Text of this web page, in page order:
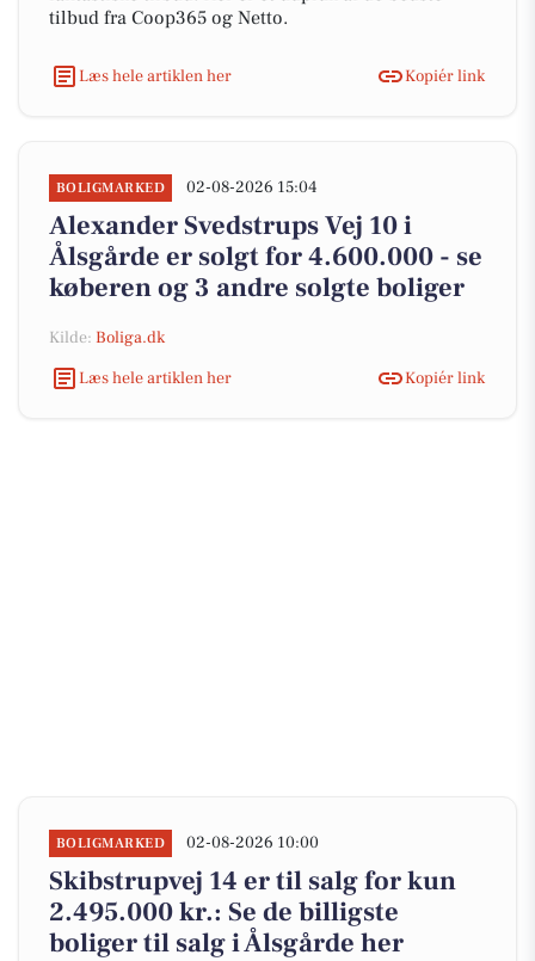
tilbud fra Coop365 og Netto.
Læs hele artiklen her Kopiér link
BOLIGMARKED 02-08-2026 15:04
Alexander Svedstrups Vej 10 i
Ålsgårde er solgt for 4.600.000 - se
køberen og 3 andre solgte boliger
Kilde: Boliga.dk
Læs hele artiklen her
Kopiér link
BOLIGMARKED 02-08-2026 10:00
Skibstrupvej 14 er til salg for kun
2.495.000 kr.: Se de billigste
boliger til salg i Ålsgårde her